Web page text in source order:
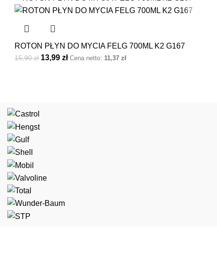
ROTON PŁYN DO MYCIA FELG 700ML K2 G167
15,90zł 13,99 zł Cena netto: 11,37 zł